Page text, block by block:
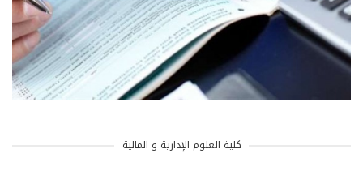
كلية العلوم الإدارية و المالية